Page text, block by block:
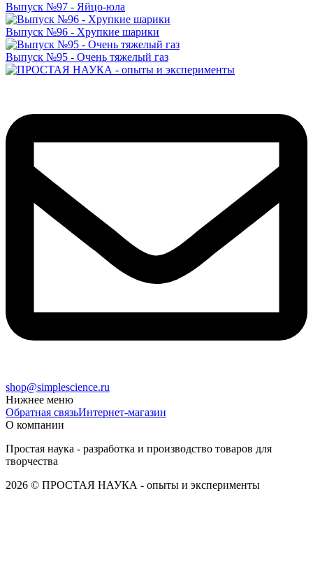
Выпуск №97 - Яйцо-юла
Выпуск №96 - Хрупкие шарики
Выпуск №95 - Очень тяжелый газ
shop@simplescience.ru
Нижнее меню
Обратная связьИнтернет-магазин
О компании
Простая наука - разработка и производство товаров для
творчества
2026 © ПРОСТАЯ НАУКА - опыты и эксперименты